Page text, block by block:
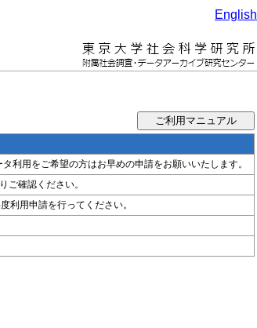
English
用をご希望の方はお早めの申請をお願いいたします。
ご確認ください。
利用申請を行ってください。